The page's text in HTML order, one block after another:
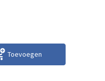
Toevoegen